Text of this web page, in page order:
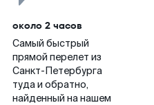
около 2 часов
Самый быстрый
прямой перелет из
Санкт-Петербурга
туда и обратно,
найденный на нашем